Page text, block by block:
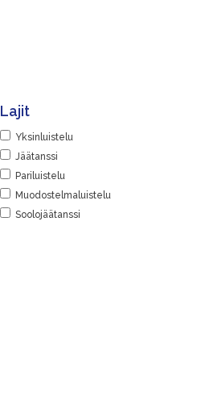
Lajit
Yksinluistelu
Jäätanssi
Pariluistelu
Muodostelmaluistelu
Soolojäätanssi